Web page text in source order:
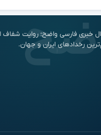
خبری فارسی واضح؛ روایت شفاف
رخدادهای ایران و جهان.